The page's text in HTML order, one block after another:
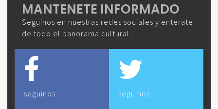
MANTENETE INFORMADO
Seguinos en nuestras redes sociales y enterate
de todo el panorama cultural.
seguinos seguinos